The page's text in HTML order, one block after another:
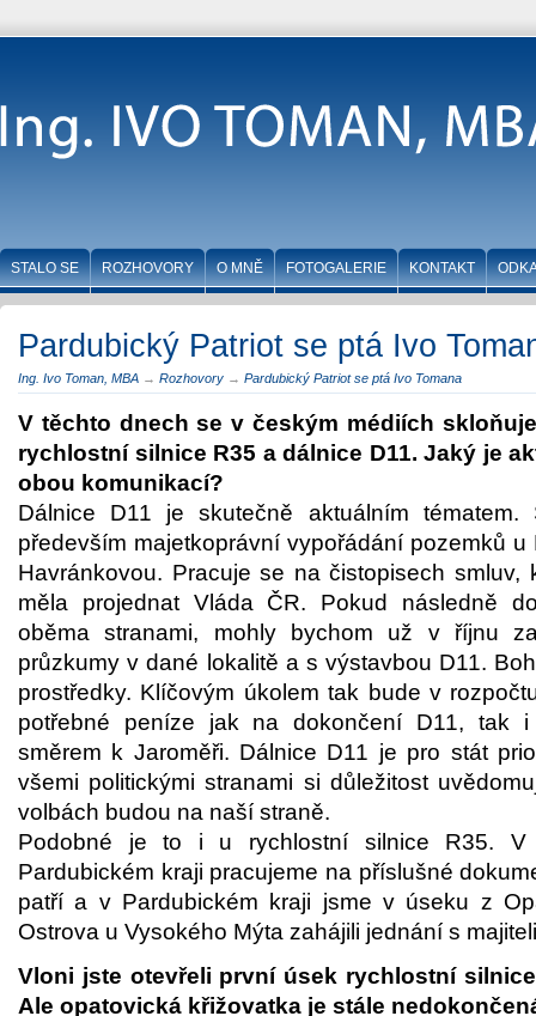
Pardubický Patriot se ptá Ivo
Ing. Ivo Toman, MBA → Rozhovory → Pardubický Patriot se ptá Ivo Tomana
V těchto dnech se v českým médiích
rychlostní silnice R35 a dálnice D11. Jaký je
obou komunikací?
Dálnice D11 je skutečně aktuálním tématem.
především majetkoprávní vypořádání pozemků
Havránkovou. Pracuje se na čistopisech smluv,
měla projednat Vláda ČR. Pokud následně
oběma stranami, mohly bychom už v říjnu
průzkumy v dané lokalitě a s výstavbou D11.
prostředky. Klíčovým úkolem tak bude v
potřebné peníze jak na dokončení D11, tak
směrem k Jaroměři. Dálnice D11 je pro stát
všemi politickými stranami si důležitost
volbách budou na naší straně.
Podobné je to i u rychlostní silnice R35. V
Pardubickém kraji pracujeme na příslušné
patří a v Pardubickém kraji jsme v úseku z
Ostrova u Vysokého Mýta zahájili jednání s
Vloni jste otevřeli první úsek rychlostní
Ale opatovická křižovatka je stále
STALO SE ROZHOVORY O MNĚ FOTOGALERIE KONTAKT